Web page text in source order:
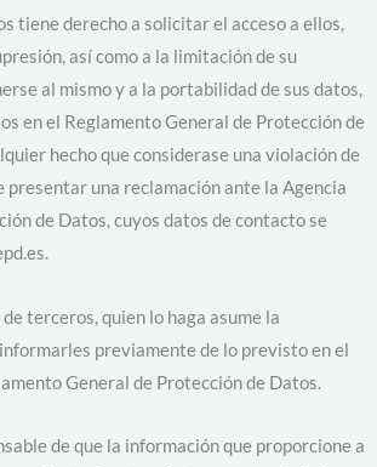
tiene derecho a solicitar el acceso a ellos,
así como a la limitación de su
al mismo y a la portabilidad de sus datos,
en el Reglamento General de Protección de
hecho que considerase una violación de
presentar una reclamación ante la Agencia
de Datos, cuyos datos de contacto se
terceros, quien lo haga asume la
previamente de lo previsto en el
General de Protección de Datos.
de que la información que proporcione a